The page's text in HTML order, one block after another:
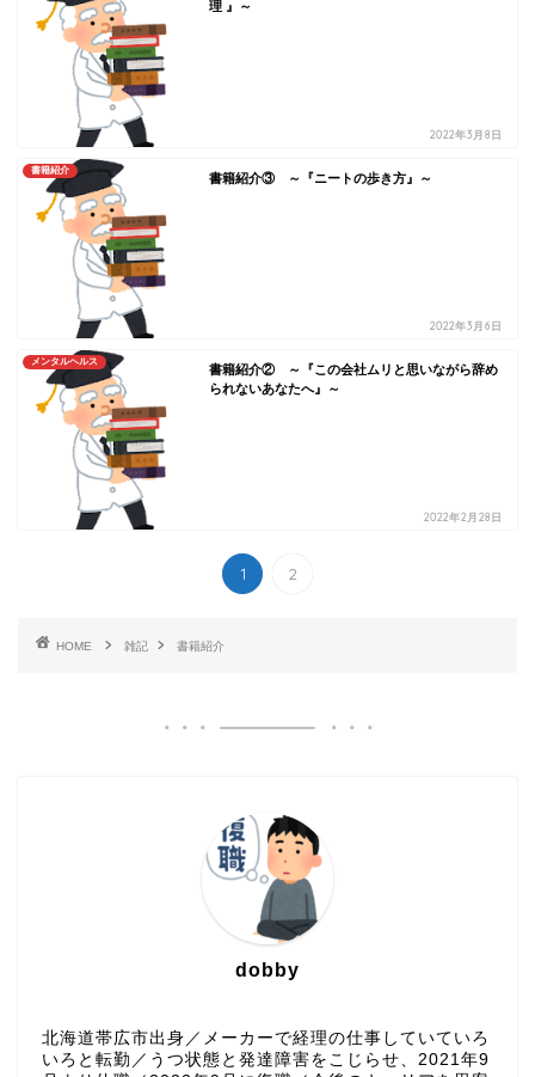
理 』～
2022年3月8日
書籍紹介
書籍紹介③ ～『ニートの歩き方』～
2022年3月6日
メンタルヘルス
書籍紹介② ～『この会社ムリと思いながら辞め
られないあなたへ』～
2022年2月28日
1 2
HOME 雑記 書籍紹介
dobby
北海道帯広市出身／メーカーで経理の仕事していていろ
いろと転勤／うつ状態と発達障害をこじらせ、2021年9